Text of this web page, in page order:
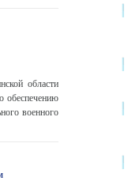
области
обеспечению
военного